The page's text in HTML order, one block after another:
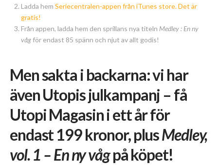
Ladda hemSeriecentralen-appen från iTunes store. Det är
gratis!
Från appen, ladda hem den sprillans nya titeln Medley : En ny
vågför endast 85 spänn och njut av allt godis!
Men sakta i backarna: vi har
även Utopis julkampanj – få
Utopi Magasin i ett år för
endast 199 kronor, plusMedley,
vol. 1 – En ny vågpå köpet!